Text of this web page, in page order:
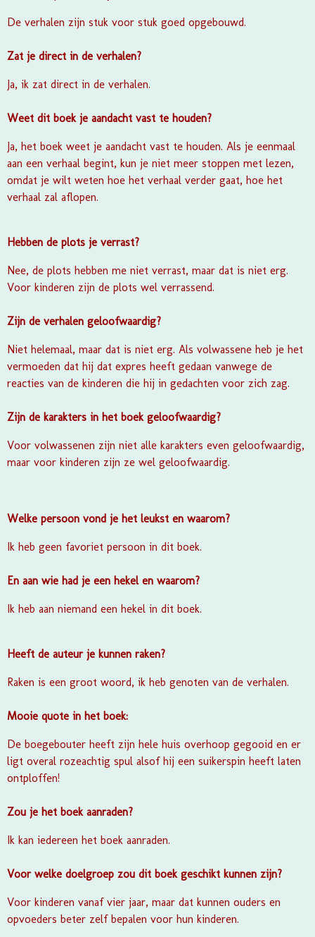
De verhalen zijn stuk voor stuk goed opgebouwd.
Zat je direct in de verhalen?
Ja, ik zat direct in de verhalen.
Weet dit boek je aandacht vast te houden?
Ja, het boek weet je aandacht vast te houden. Als je eenmaal
aan een verhaal begint, kun je niet meer stoppen met lezen,
omdat je wilt weten hoe het verhaal verder gaat, hoe het
verhaal zal aflopen.
Hebben de plots je verrast?
Nee, de plots hebben me niet verrast, maar dat is niet erg.
Voor kinderen zijn de plots wel verrassend.
Zijn de verhalen geloofwaardig?
Niet helemaal, maar dat is niet erg. Als volwassene heb je het
vermoeden dat hij dat expres heeft gedaan vanwege de
reacties van de kinderen die hij in gedachten voor zich zag.
Zijn de karakters in het boek geloofwaardig?
Voor volwassenen zijn niet alle karakters even geloofwaardig,
maar voor kinderen zijn ze wel geloofwaardig.
Welke persoon vond je het leukst en waarom?
Ik heb geen favoriet persoon in dit boek.
En aan wie had je een hekel en waarom?
Ik heb aan niemand een hekel in dit boek.
Heeft de auteur je kunnen raken?
Raken is een groot woord, ik heb genoten van de verhalen.
Mooie quote in het boek:
De boegebouter heeft zijn hele huis overhoop gegooid en er
ligt overal rozeachtig spul alsof hij een suikerspin heeft laten
ontploffen!
Zou je het boek aanraden?
Ik kan iedereen het boek aanraden.
Voor welke doelgroep zou dit boek geschikt kunnen zijn?
Voor kinderen vanaf vier jaar, maar dat kunnen ouders en
opvoeders beter zelf bepalen voor hun kinderen.